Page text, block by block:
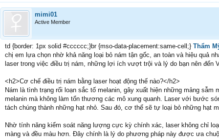
mimi01
Active Member
td {border: 1px solid #cccccc;}br {mso-data-placement:same-cell;} Thẩm
chị em lựa chọn nhờ khả năng loại bỏ nám tận gốc, an toàn và hiệu quả
laser trong việc điều trị nám, những lợi ích vượt trội và lý do bạn nên đến
<h2>Cơ chế điều trị nám bằng laser hoạt động thế nào?</h2>
Nám là tình trạng rối loạn sắc tố melanin, gây xuất hiện những mảng
melanin mà không làm tổn thương các mô xung quanh. Laser với bước
tách chúng thành những hạt nhỏ. Sau đó, cơ thể sẽ tự loại bỏ những hạt
Nhờ tính năng kiểm soát năng lượng cực kỳ chính xác, laser không chỉ
màng và đều màu hơn. Đây chính là lý do phương pháp này được ưa